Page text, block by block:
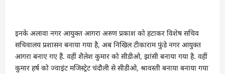
इनके अलावा नगर आयुक्त आगरा अरुण प्रकाश को हटाकर विशेष सचिव
सचिवालय प्रशासन बनाया गया है, अब निखिल टीकाराम फुंडे नगर आयुक्त
आगरा बनाए गए हैं. वहीं शैलेश कुमार को सीडीओ, झांसी बनाया गया है. वहीं
कुमार हर्ष को ज्वाइंट मजिस्ट्रेट चंदौली से सीडीओ, श्रावस्ती बनाया बनाया गया